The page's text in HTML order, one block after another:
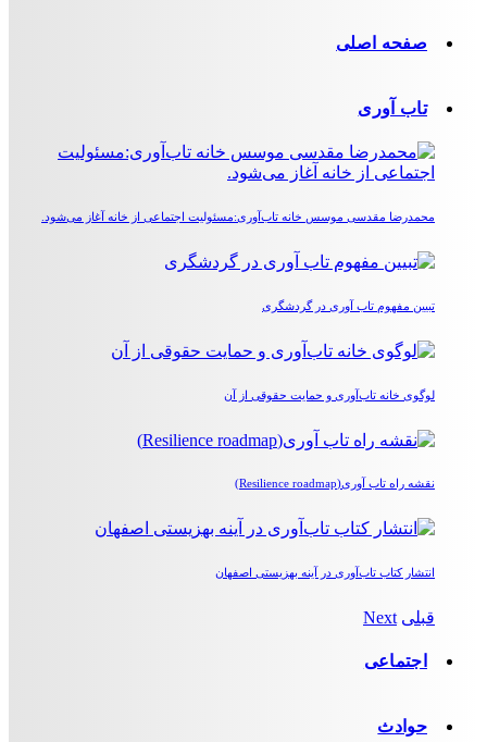
صفحه اصلی
تاب آوری
محمدرضا مقدسی موسس خانه تاب‌آوری:مسئولیت اجتماعی از خانه آغاز می‌شود.
تبیین مفهوم تاب آوری در گردشگری
لوگوی خانه تاب‌آوری و حمایت حقوقی از آن
نقشه راه تاب آوری(Resilience roadmap)
انتشار کتاب تاب‌آوری در آینه بهزیستی اصفهان
قبلی Next
اجتماعی
حوادث